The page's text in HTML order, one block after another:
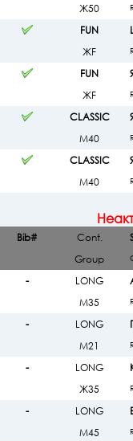
Ж50
FUN
ЖF
FUN
ЖF
CLASSIC
М40
CLASSIC
М40
Bib#
Cont.
Group
-
LONG
М35
-
LONG
М21
-
LONG
Ж35
-
LONG
М45